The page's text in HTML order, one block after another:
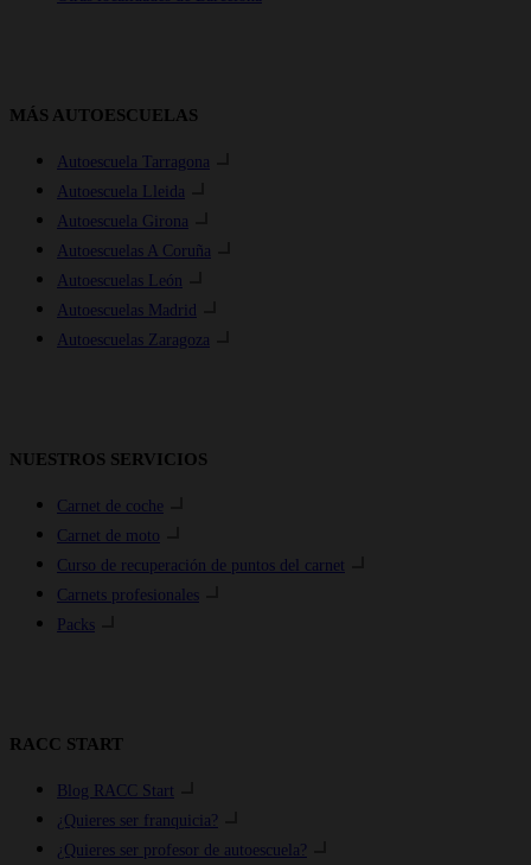
MÁS AUTOESCUELAS
Autoescuela Tarragona
Autoescuela Lleida
Autoescuela Girona
Autoescuelas A Coruña
Autoescuelas León
Autoescuelas Madrid
Autoescuelas Zaragoza
NUESTROS SERVICIOS
Carnet de coche
Carnet de moto
Curso de recuperación de puntos del carnet
Carnets profesionales
Packs
RACC START
Blog RACC Start
¿Quieres ser franquicia?
¿Quieres ser profesor de autoescuela?